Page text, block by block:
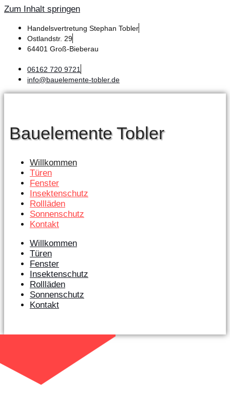
Zum Inhalt springen
Handelsvertretung Stephan Tobler
Ostlandstr. 29
64401 Groß-Bieberau
06162 720 9721
info@bauelemente-tobler.de
Bauelemente Tobler
Willkommen
Türen
Fenster
Insektenschutz
Rollläden
Sonnenschutz
Kontakt
Willkommen
Türen
Fenster
Insektenschutz
Rollläden
Sonnenschutz
Kontakt